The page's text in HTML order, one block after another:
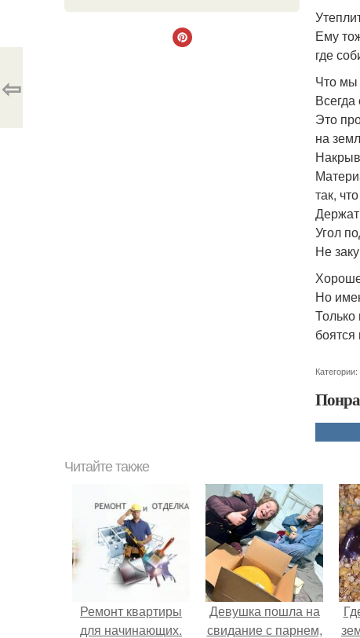
Ему
где
Что мы
Это
на
так,
Угол
Не
Но
боятся
Категории:
⇦
Читайте также
Ремонт квартиры
для начинающих.
Девушка пошла на
свидание с парнем,